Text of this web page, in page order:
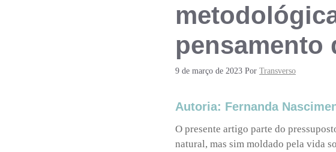
pensamento
9 de março de 2023 Por Transverso
Autoria: Fernanda
O presente artigo parte do
natural, mas sim moldado pela vida